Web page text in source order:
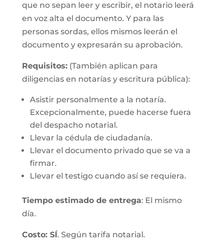
que no sepan leer y escribir, el notario leerá
en voz alta el documento. Y para las
personas sordas, ellos mismos leerán el
documento y expresarán su aprobación.
Requisitos:(También aplican para
diligencias en notarías y escritura pública):
Asistir personalmente a la notaría.
Excepcionalmente, puede hacerse fuera
del despacho notarial.
Llevar la cédula de ciudadanía.
Llevar el documento privado que se va a
firmar.
Llevar el testigo cuando así se requiera.
Tiempo estimado de entrega: El mismo
día.
Costo: SÍ. Según tarifa notarial.